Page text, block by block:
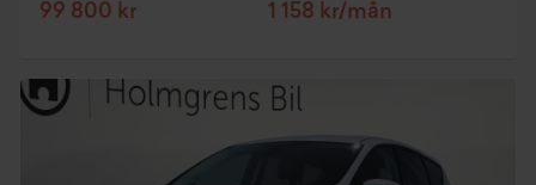
99 800 kr 1 158 kr/mån